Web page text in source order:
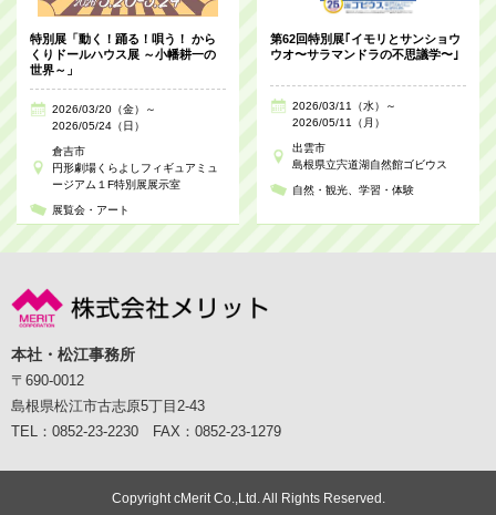
特別展「動く！踊る！唄う！ から
くりドールハウス展 ～小幡耕一の
世界～」
2026/03/20（金）～
2026/05/24（日）
倉吉市
円形劇場くらよしフィギュアミュ
ージアム１F特別展展示室
展覧会・アート
第62回特別展｢イモリとサンショウ
ウオ〜サラマンドラの不思議学〜｣
2026/03/11（水）～
2026/05/11（月）
出雲市
島根県立宍道湖自然館ゴビウス
自然・観光 学習・体験
本社・松江事務所
〒690-0012
島根県松江市古志原5丁目2-43
TEL：0852-23-2230 FAX：0852-23-1279
Copyright cMerit Co.,Ltd. All Rights Reserved.